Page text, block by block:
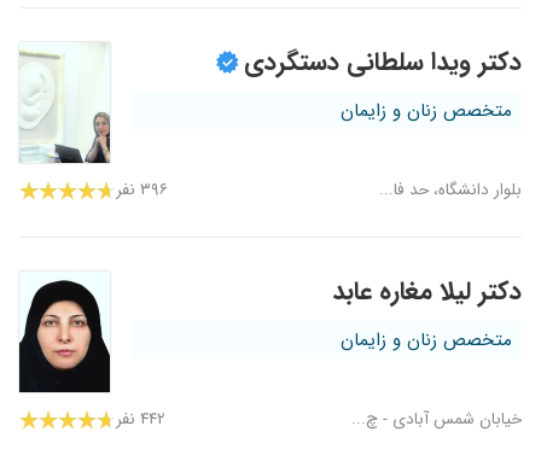
دکتر ویدا سلطانی دستگردی
متخصص زنان و زایمان
بلوار دانشگاه، حد فا... ۳۹۶ نفر
دکتر لیلا مغاره عابد
متخصص زنان و زایمان
خیابان شمس آبادی - چ... ۴۴۲ نفر